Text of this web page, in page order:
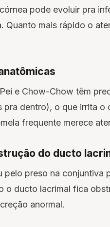
pode evoluir pra
Quanto mais rápido o
e Chow-Chow têm
pra dentro), o que irrita o
frequente merece
do ducto
pelo preso na conjuntiva
o ducto lacrimal fica
anormal.